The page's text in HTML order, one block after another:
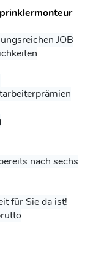
JOB
nach sechs
für Sie da ist!